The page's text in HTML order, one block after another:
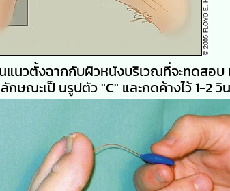
แนวตั้งฉากกับผิวหนังบริเวณที่จะทดสอ
ษณะเป็ นรูปตัว "C" และกดค้างไว้ 1-2